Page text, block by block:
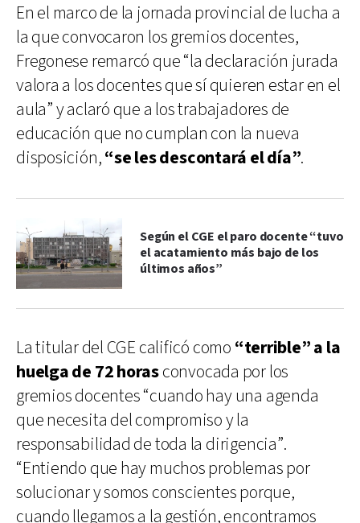
En el marco de la jornada provincial de lucha a
la que convocaron los gremios docentes,
Fregonese remarcó que “la declaración jurada
valora a los docentes que sí quieren estar en el
aula” y aclaró que a los trabajadores de
educación que no cumplan con la nueva
disposición,“se les descontará el día”.
Según el CGE el paro docente “tuvo
el acatamiento más bajo de los
últimos años”
La titular del CGE calificó como “terrible” a la
huelga de 72 horasconvocada por los
gremios docentes “cuando hay una agenda
que necesita del compromiso y la
responsabilidad de toda la dirigencia”.
“Entiendo que hay muchos problemas por
solucionar y somos conscientes porque,
cuando llegamos a la gestión, encontramos